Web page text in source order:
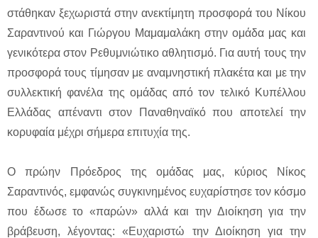
στάθηκαν ξεχωριστά στην ανεκτίμητη προσφορά του Νίκου
Σαραντινού και Γιώργου Μαμαμαλάκη στην ομάδα μας και
γενικότερα στον Ρεθυμνιώτικο αθλητισμό. Για αυτή τους την
προσφορά τους τίμησαν με αναμνηστική πλακέτα και με την
συλλεκτική φανέλα της ομάδας από τον τελικό Κυπέλλου
Ελλάδας απέναντι στον Παναθηναϊκό που αποτελεί την
κορυφαία μέχρι σήμερα επιτυχία της.
Ο πρώην Πρόεδρος της ομάδας μας, κύριος Νίκος
Σαραντινός, εμφανώς συγκινημένος ευχαρίστησε τον κόσμο
που έδωσε το «παρών» αλλά και την Διοίκηση για την
βράβευση, λέγοντας: «Ευχαριστώ την Διοίκηση για την